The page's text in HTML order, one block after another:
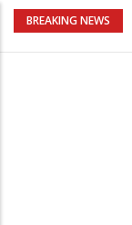
BREAKING NEWS